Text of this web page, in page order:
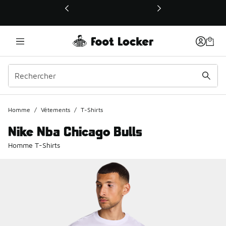
Ce lien ouvrira une nouvelle fenêtre
Homme / Vêtements / T-Shirts
Nike Nba Chicago Bulls
Homme T-Shirts